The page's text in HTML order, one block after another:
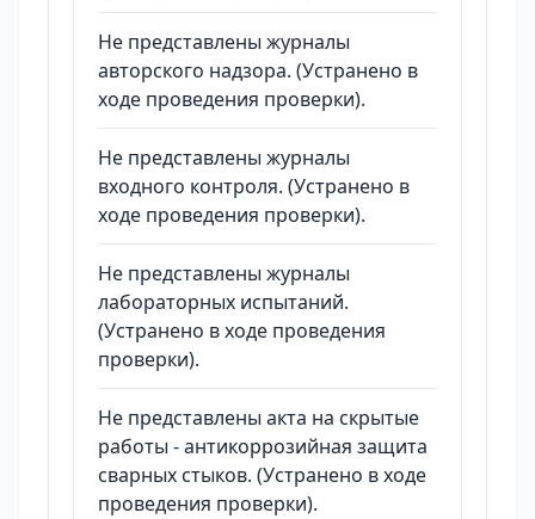
Не представлены журналы
авторского надзора. (Устранено в
ходе проведения проверки).
Не представлены журналы
входного контроля. (Устранено в
ходе проведения проверки).
Не представлены журналы
лабораторных испытаний.
(Устранено в ходе проведения
проверки).
Не представлены акта на скрытые
работы - антикоррозийная защита
сварных стыков. (Устранено в ходе
проведения проверки).